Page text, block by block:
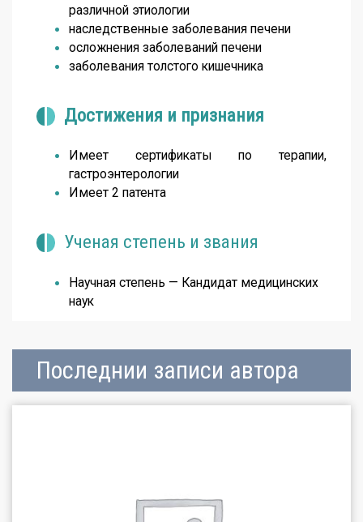
различной этиологии
наследственные заболевания печени
осложнения заболеваний печени
заболевания толстого кишечника
Достижения и признания
Имеет сертификаты по терапии,
гастроэнтерологии
Имеет 2 патента
Ученая степень и звания
Научная степень — Кандидат медицинских
наук
Последнии записи автора